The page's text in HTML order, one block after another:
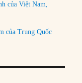
của Việt Nam,
của Trung Quốc